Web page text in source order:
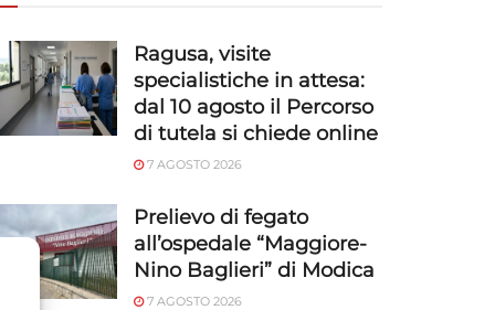
Ragusa, visite
specialistiche in attesa:
dal 10 agosto il Percorso
di tutela si chiede online
7 AGOSTO 2026
Prelievo di fegato
all’ospedale “Maggiore-
Nino Baglieri” di Modica
7 AGOSTO 2026